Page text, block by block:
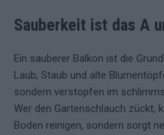
Sauberkeit ist das A
Ein sauberer Balkon ist die
Laub, Staub und alte
sondern verstopfen im
Wer den Gartenschlauch zückt,
Boden reinigen, sondern sorgt